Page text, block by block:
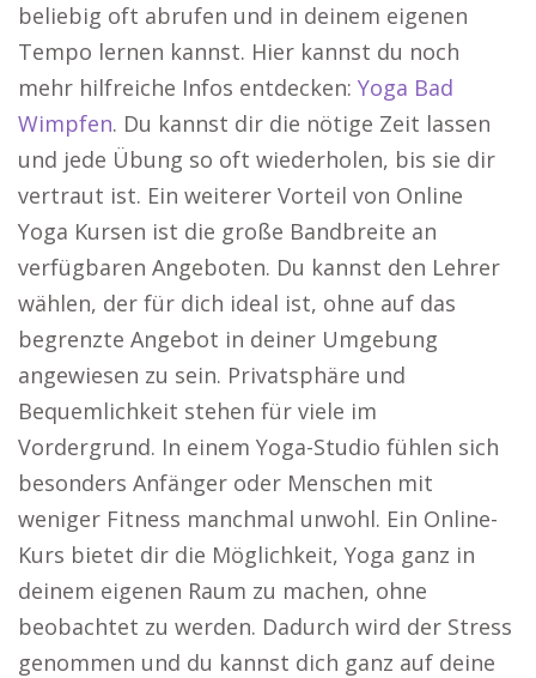
beliebig oft abrufen und in deinem eigenen
Tempo lernen kannst. Hier kannst du noch
mehr hilfreiche Infos entdecken: Yoga Bad
Wimpfen. Du kannst dir die nötige Zeit lassen
und jede Übung so oft wiederholen, bis sie dir
vertraut ist. Ein weiterer Vorteil von Online
Yoga Kursen ist die große Bandbreite an
verfügbaren Angeboten. Du kannst den Lehrer
wählen, der für dich ideal ist, ohne auf das
begrenzte Angebot in deiner Umgebung
angewiesen zu sein. Privatsphäre und
Bequemlichkeit stehen für viele im
Vordergrund. In einem Yoga-Studio fühlen sich
besonders Anfänger oder Menschen mit
weniger Fitness manchmal unwohl. Ein Online-
Kurs bietet dir die Möglichkeit, Yoga ganz in
deinem eigenen Raum zu machen, ohne
beobachtet zu werden. Dadurch wird der Stress
genommen und du kannst dich ganz auf deine